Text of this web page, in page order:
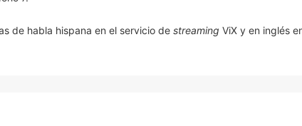
de habla hispana en el servicio de streaming ViX y en inglés